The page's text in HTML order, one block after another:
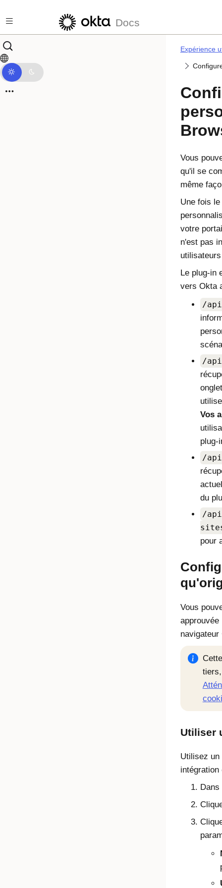
Docs
Expérience
Vous
qu'il se
même
Une fois
votre
n'est pas
Le plug-in
vers Okta
/
/
Vos
plug-
/
du
/
pour
Vous
navigateur
Utiliser
Utilisez un
Dans